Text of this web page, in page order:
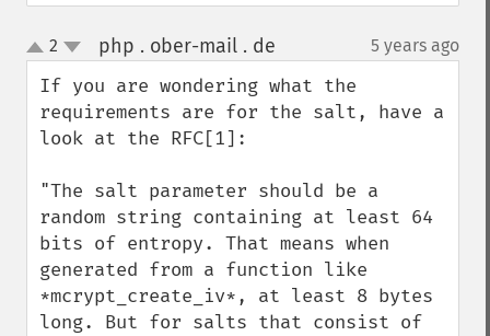
up
down
2 php . ober-mail . de 5 years ago
If you are wondering what the
requirements are for the salt, have a
look at the RFC[1]:
"The salt parameter should be a
random string containing at least 64
bits of entropy. That means when
generated from a function like
*mcrypt_create_iv*, at least 8 bytes
long. But for salts that consist of